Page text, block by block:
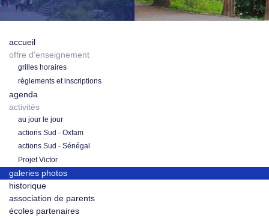
accueil
offre d'enseignement
grilles horaires
règlements et inscriptions
agenda
activités
au jour le jour
actions Sud - Oxfam
actions Sud - Sénégal
Projet Victor
galeries photos
historique
association de parents
écoles partenaires